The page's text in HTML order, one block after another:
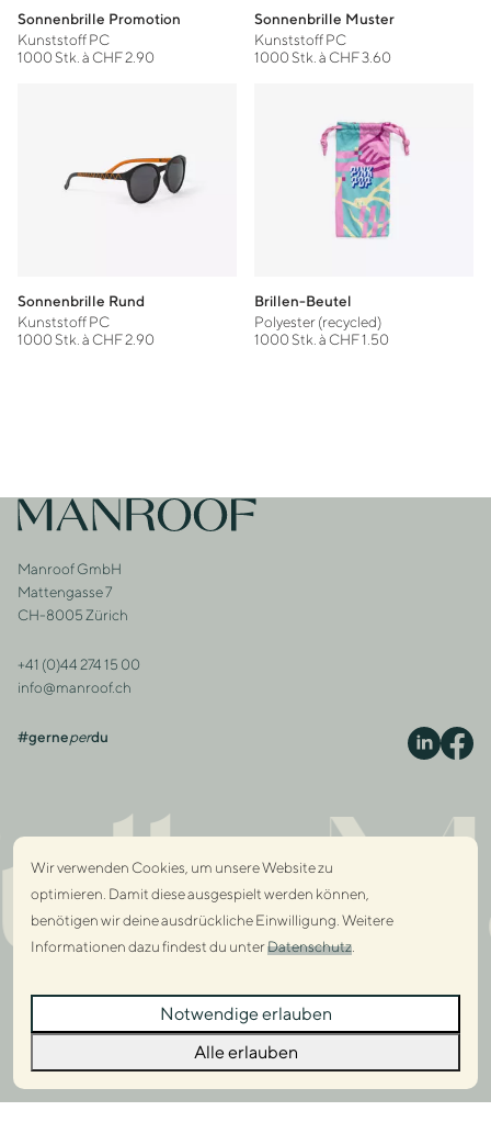
Sonnenbrille Promotion
Kunststoff PC
1000 Stk. à CHF 2.90
Sonnenbrille Muster
Kunststoff PC
1000 Stk. à CHF 3.60
Sonnenbrille Rund
Kunststoff PC
1000 Stk. à CHF 2.90
Brillen-Beutel
Polyester (recycled)
1000 Stk. à CHF 1.50
Footer
Zur Startseite
Adresse
Manroof GmbH
Mattengasse 7
CH-8005 Zürich
Kontakt
+41 (0)44 274 15 00
info@manroof.ch
#gerneperdu
Wir verwenden Cookies, um unsere Website zu
optimieren. Damit diese ausgespielt werden können,
benötigen wir deine ausdrückliche Einwilligung. Weitere
Informationen dazu findest du unterDatenschutz
Notwendige erlauben
Alle erlauben